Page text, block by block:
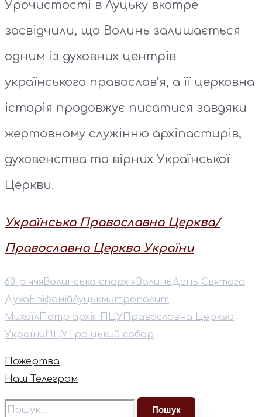
Урочистості в Луцьку вкотре
засвідчили, що Волинь залишається
одним із духовних центрів
українського православ’я, а її церковна
історія продовжує писатися завдяки
жертовному служінню архіпастирів,
духовенства та вірних Української
Церкви.
Українська Православна Церква/
Православна Церква України
60-річчя Волинська єпархія ВолиньДень Святого
Духа ЕпіфанійЛуцькмитрополит
Михаїл Патріархія ПЦУ Православна Церква
України ПЦУ Троїцький собор
Пожертва
Наш Телеграм